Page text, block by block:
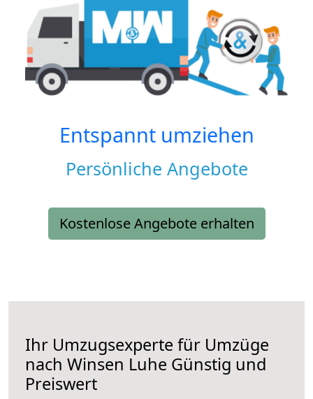
Entspannt umziehen
Persönliche Angebote
Kostenlose Angebote erhalten
Ihr Umzugsexperte für Umzüge
nach Winsen Luhe Günstig und
Preiswert